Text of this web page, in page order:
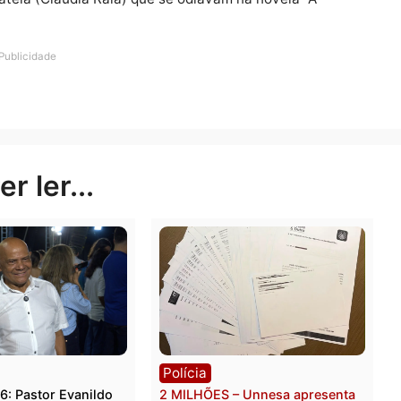
vocês, Simaria, ex-Simaria e Simone'”, escreveu um
sobre o fim da dupla, como o de uma boneca
Publicidade
ler...